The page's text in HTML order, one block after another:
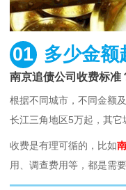
01 多少金额
南京追债公司收费标准
根据不同城市，不同金额
长江三角地区5万起，其它
收费是有理可循的，比如
用、调查费用等，都是需